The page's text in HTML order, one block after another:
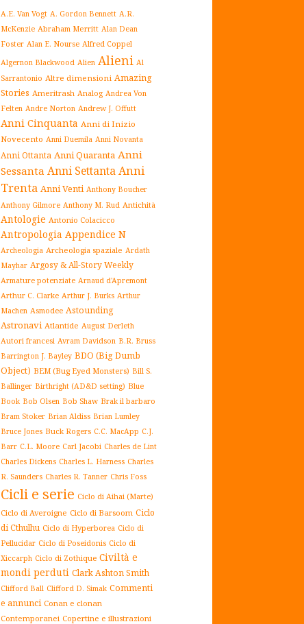
A.E. Van Vogt A. Gordon Bennett A.R.
McKenzie Abraham Merritt Alan Dean
Foster Alan E. Nourse Alfred Coppel
Algernon Blackwood Alien Alieni Al
Sarrantonio Altre dimensioni Amazing
Stories Ameritrash Analog Andrea Von
Felten Andre Norton Andrew J. Offutt
Anni Cinquanta Anni di Inizio
Novecento Anni Duemila Anni Novanta
Anni Ottanta Anni Quaranta Anni
Sessanta Anni SettantaAnni
Trenta Anni Venti Anthony Boucher
Anthony Gilmore Anthony M. Rud Antichità
Antologie Antonio Colacicco
Antropologia Appendice N
Archeologia Archeologia spaziale Ardath
Mayhar Argosy & All-Story Weekly
Armature potenziate Arnaud d'Apremont
Arthur C. Clarke Arthur J. Burks Arthur
Machen Asmodee Astounding
Astronavi Atlantide August Derleth
Autori francesi Avram Davidson B.R. Bruss
Barrington J. Bayley BDO (Big Dumb
Object) BEM (Bug Eyed Monsters) Bill S.
Ballinger Birthright (AD&D setting) Blue
Book Bob Olsen Bob Shaw Brak il barbaro
Bram Stoker Brian Aldiss Brian Lumley
Bruce Jones Buck Rogers C.C. MacApp C.J.
Barr C.L. Moore Carl Jacobi Charles de Lint
Charles Dickens Charles L. Harness Charles
R. Saunders Charles R. Tanner Chris Foss
Cicli e serie Ciclo di Aihai (Marte)
Ciclo di Averoigne Ciclo di Barsoom Ciclo
di Cthulhu Ciclo di Hyperborea Ciclo di
Pellucidar Ciclo di Poseidonis Ciclo di
Xiccarph Ciclo di Zothique Civiltà e
mondi perduti Clark Ashton Smith
Clifford Ball Clifford D. Simak Commenti
e annunci Conan e clonan
Contemporanei Copertine e illustrazioni